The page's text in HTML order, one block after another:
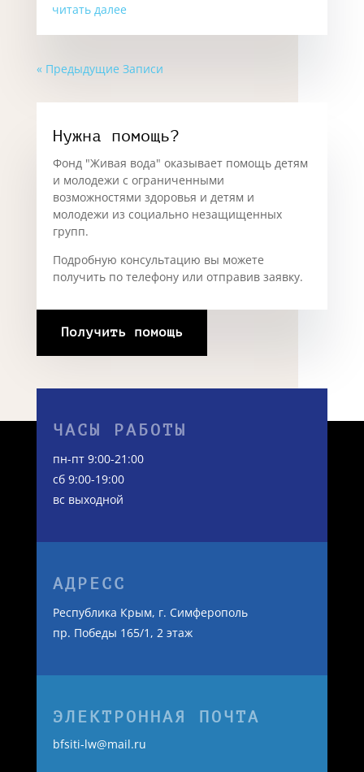
читать далее
« Предыдущие Записи
Нужна помощь?
Фонд "Живая вода" оказывает помощь детям
и молодежи с ограниченными
возможностями здоровья и детям и
молодежи из социально незащищенных
групп.
Подробную консультацию вы можете
получить по телефону или отправив заявку.
Получить помощь
ЧАСЫ РАБОТЫ
пн-пт 9:00-21:00
сб 9:00-19:00
вс выходной
АДРЕСС
Республика Крым, г. Симферополь
пр. Победы 165/1, 2 этаж
ЭЛЕКТРОННАЯ ПОЧТА
bfsiti-lw@mail.ru